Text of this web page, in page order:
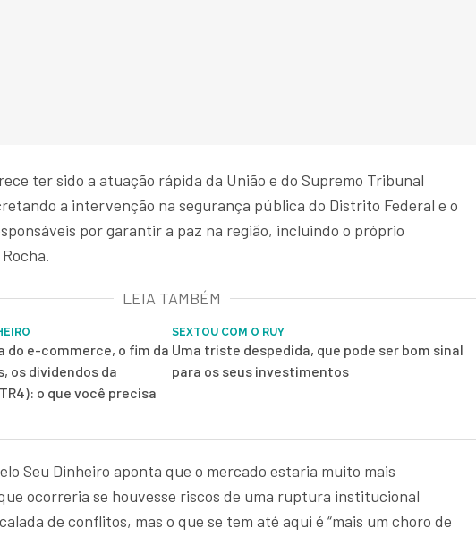
ter sido a atuação rápida da União e do Supremo Tribunal
a intervenção na segurança pública do Distrito Federal e o
por garantir a paz na região, incluindo o próprio
LEIA TAMBÉM
do e-commerce, o fim da
os dividendos da
o que você precisa
SEXTOU COM O RUY
Uma triste despedida, que pode ser bom sinal
para os seus investimentos
Seu Dinheiro aponta que o mercado estaria muito mais
ocorreria se houvesse riscos de uma ruptura institucional
de conflitos, mas o que se tem até aqui é “mais um choro de